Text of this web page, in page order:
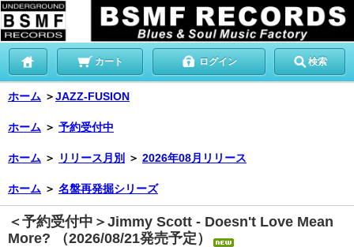
カート ログイン 検索
ホーム ＞JAZZ-FUSION
ホーム ＞ 予約受付中
ホーム ＞ リリース月別 ＞ 2026年08月リリース
ホーム ＞ 名盤再発掘シリーズ
＜予約受付中＞Jimmy Scott - Doesn't Love Mean
More? （2026/08/21発売予定）